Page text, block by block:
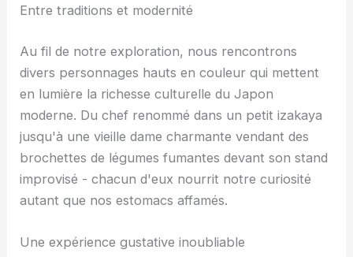
Entre traditions et modernité
Au fil de notre exploration, nous rencontrons
divers personnages hauts en couleur qui mettent
en lumière la richesse culturelle du Japon
moderne. Du chef renommé dans un petit izakaya
jusqu'à une vieille dame charmante vendant des
brochettes de légumes fumantes devant son stand
improvisé - chacun d'eux nourrit notre curiosité
autant que nos estomacs affamés.
Une expérience gustative inoubliable